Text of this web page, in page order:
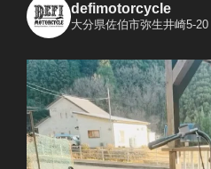
defimotorcycle
大分県佐伯市弥生井崎5-20